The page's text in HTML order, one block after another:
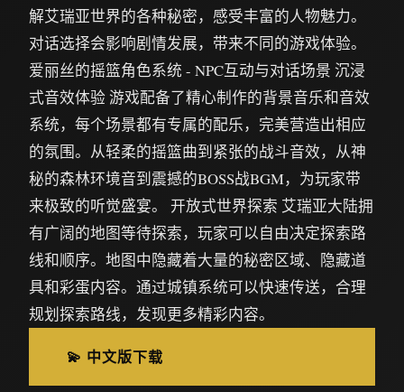
解艾瑞亚世界的各种秘密，感受丰富的人物魅力。
对话选择会影响剧情发展，带来不同的游戏体验。
爱丽丝的摇篮角色系统 - NPC互动与对话场景 沉浸
式音效体验 游戏配备了精心制作的背景音乐和音效
系统，每个场景都有专属的配乐，完美营造出相应
的氛围。从轻柔的摇篮曲到紧张的战斗音效，从神
秘的森林环境音到震撼的BOSS战BGM，为玩家带
来极致的听觉盛宴。 开放式世界探索 艾瑞亚大陆拥
有广阔的地图等待探索，玩家可以自由决定探索路
线和顺序。地图中隐藏着大量的秘密区域、隐藏道
具和彩蛋内容。通过城镇系统可以快速传送，合理
规划探索路线，发现更多精彩内容。
💫 中文版下载